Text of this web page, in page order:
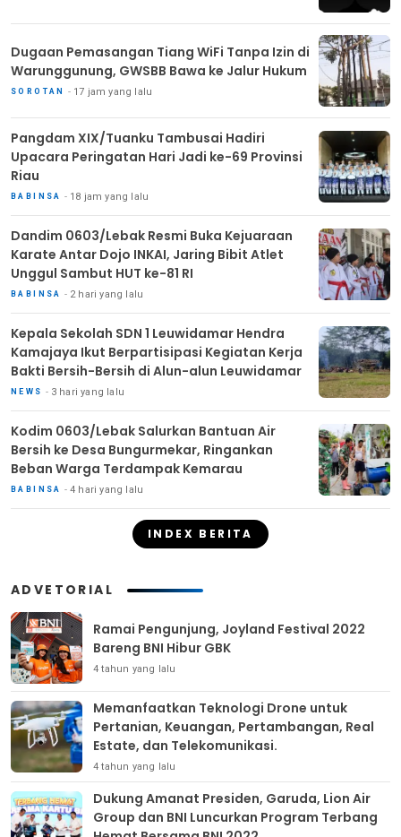
Dugaan Pemasangan Tiang WiFi Tanpa Izin di
Warunggunung, GWSBB Bawa ke Jalur Hukum
SOROTAN 17 jam yang lalu
Pangdam XIX/Tuanku Tambusai Hadiri
Upacara Peringatan Hari Jadi ke-69 Provinsi
Riau
BABINSA 18 jam yang lalu
Dandim 0603/Lebak Resmi Buka Kejuaraan
Karate Antar Dojo INKAI, Jaring Bibit Atlet
Unggul Sambut HUT ke-81 RI
BABINSA 2 hari yang lalu
Kepala Sekolah SDN 1 Leuwidamar Hendra
Kamajaya Ikut Berpartisipasi Kegiatan Kerja
Bakti Bersih-Bersih di Alun-alun Leuwidamar
NEWS 3 hari yang lalu
Kodim 0603/Lebak Salurkan Bantuan Air
Bersih ke Desa Bungurmekar, Ringankan
Beban Warga Terdampak Kemarau
BABINSA 4 hari yang lalu
INDEX BERITA
ADVETORIAL
Ramai Pengunjung, Joyland Festival 2022
Bareng BNI Hibur GBK
4 tahun yang lalu
Memanfaatkan Teknologi Drone untuk
Pertanian, Keuangan, Pertambangan, Real
Estate, dan Telekomunikasi.
4 tahun yang lalu
Dukung Amanat Presiden, Garuda, Lion Air
Group dan BNI Luncurkan Program Terbang